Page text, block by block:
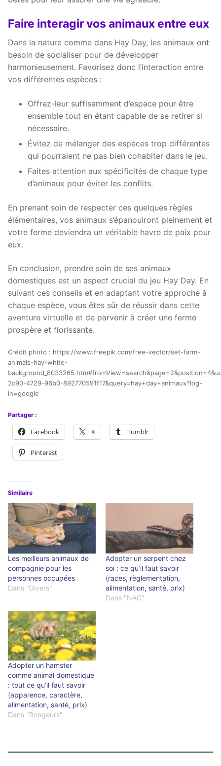
Faire interagir vos animaux entre eux
Dans la nature comme dans Hay Day, les animaux ont
besoin de socialiser pour de développer
harmonieusement. Favorisez donc l’interaction entre
vos différentes espèces :
Offrez-leur suffisamment d’espace pour être
ensemble tout en étant capable de se retirer si
nécessaire.
Évitez de mélanger des espèces trop différentes
qui pourraient ne pas bien cohabiter dans le jeu.
Faites attention aux spécificités de chaque type
d’animaux pour éviter les conflits.
En prenant soin de respecter ces quelques règles
élémentaires, vos animaux s’épanouiront pleinement et
votre ferme deviendra un véritable havre de paix pour
eux.
En conclusion, prendre soin de ses animaux
domestiques est un aspect crucial du jeu Hay Day. En
suivant ces conseils et en adaptant votre approche à
chaque espèce, vous êtes sûr de réussir dans cette
aventure virtuelle et de parvenir à créer une ferme
prospère et florissante.
Crédit photo : https://www.freepik.com/free-vector/set-farm-
animals-hay-white-
2c90-4729-96b0-892770591f17&query=hay+day+animaux?log-
in=google
Partager :
Facebook X Tumblr
Pinterest
Similaire
Les meilleurs animaux de
compagnie pour les
personnes occupées
Dans "Divers"
Adopter un serpent chez
soi : ce qu’il faut savoir
(races, règlementation,
alimentation, santé, prix)
Dans "NAC"
Adopter un hamster
comme animal domestique
: tout ce qu’il faut savoir
(apparence, caractère,
alimentation, santé, prix)
Dans "Rongeurs"